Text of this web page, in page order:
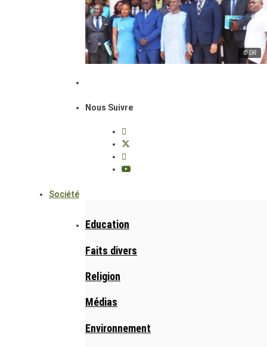
© DR
Nous Suivre
Société
Education
Faits divers
Religion
Médias
Environnement